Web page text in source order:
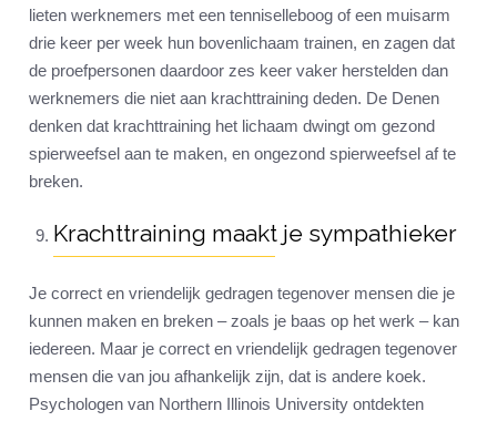
lieten werknemers met een tenniselleboog of een muisarm
drie keer per week hun bovenlichaam trainen, en zagen dat
de proefpersonen daardoor zes keer vaker herstelden dan
werknemers die niet aan krachttraining deden. De Denen
denken dat krachttraining het lichaam dwingt om gezond
spierweefsel aan te maken, en ongezond spierweefsel af te
breken.
Krachttraining maakt je sympathieker
Je correct en vriendelijk gedragen tegenover mensen die je
kunnen maken en breken – zoals je baas op het werk – kan
iedereen. Maar je correct en vriendelijk gedragen tegenover
mensen die van jou afhankelijk zijn, dat is andere koek.
Psychologen van Northern Illinois University ontdekten